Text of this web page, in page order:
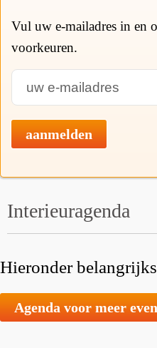
Vul uw e-mailadres in en
voorkeuren.
aanmelden
Interieuragenda
Hieronder
Agenda voor meer